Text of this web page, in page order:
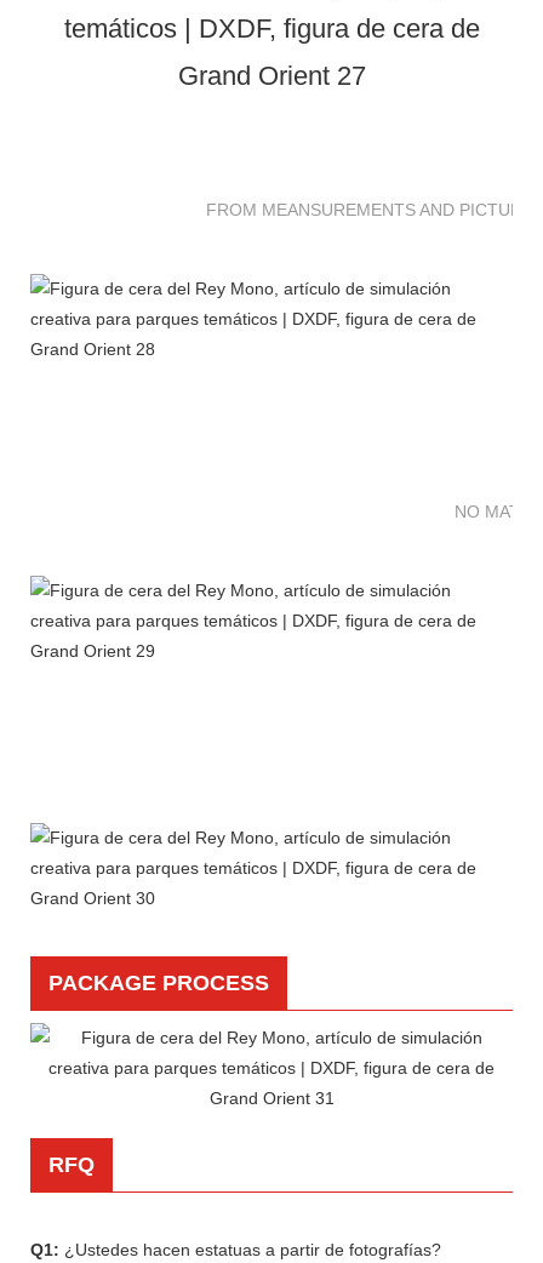
FROM MEANSUREMENTS AND
NO
PACKAGE PROCESS
RFQ
Q1: ¿Ustedes hacen estatuas a partir de fotografías?